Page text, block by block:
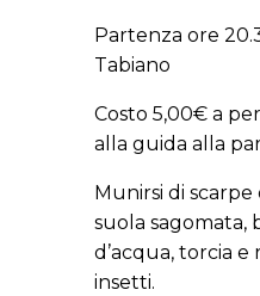
Partenza ore
Tabiano
Costo 5,00€ a
alla guida alla
Munirsi di
suola sagomata,
d’acqua, torcia
insetti.